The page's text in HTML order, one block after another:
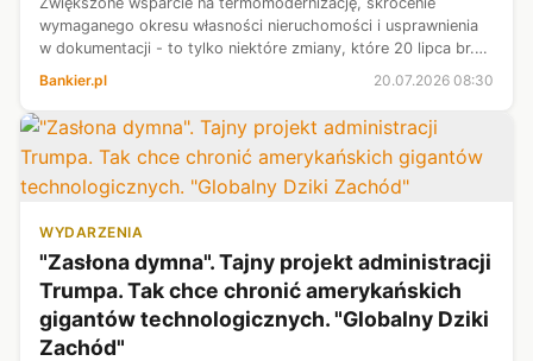
wymaganego okresu własności nieruchomości i usprawnienia
w dokumentacji - to tylko niektóre zmiany, które 20 lipca br.
Bankier.pl 20.07.2026 08:30
WYDARZENIA
"Zasłona dymna". Tajny projekt administracji
Trumpa. Tak chce chronić amerykańskich
gigantów technologicznych. "Globalny Dziki
Zachód"